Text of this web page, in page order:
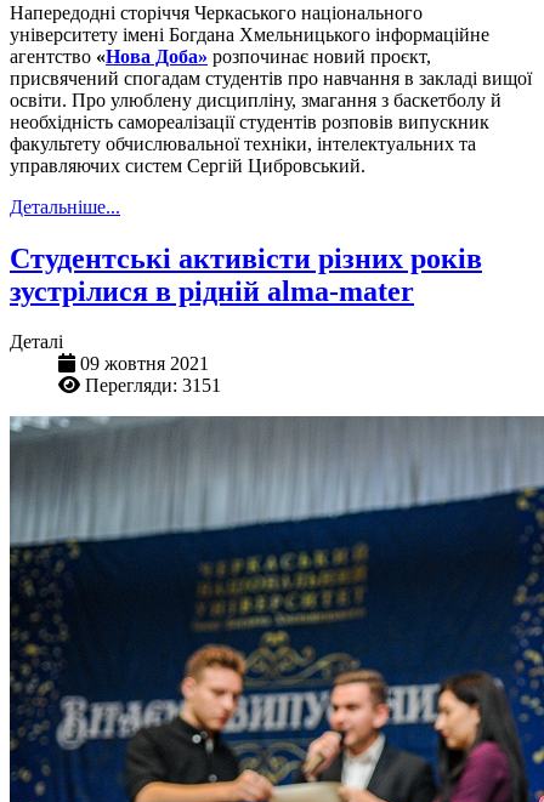
Напередодні сторіччя Черкаського національного
університету імені Богдана Хмельницького інформаційне
агентство «Нова Доба» розпочинає новий проєкт,
присвячений спогадам студентів про навчання в закладі вищої
освіти. Про улюблену дисципліну, змагання з баскетболу й
необхідність самореалізації студентів розповів випускник
факультету обчислювальної техніки, інтелектуальних та
управляючих систем Сергій Цибровський.
Детальніше...
Студентські активісти різних років
зустрілися в рідній alma-mater
Деталі
09 жовтня 2021
Перегляди: 3151